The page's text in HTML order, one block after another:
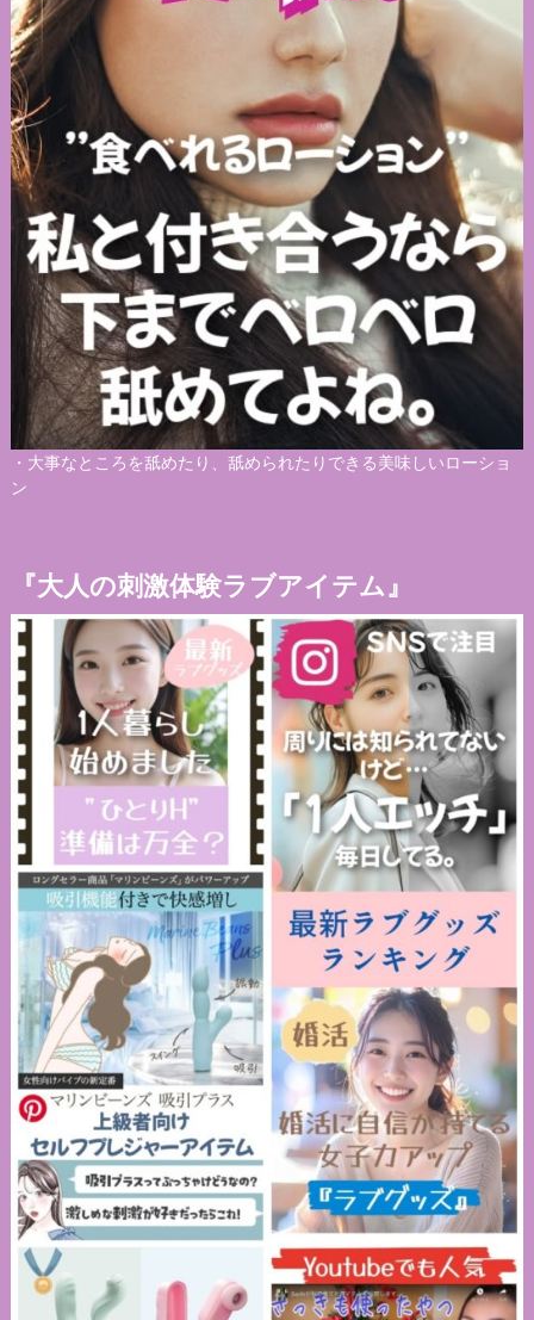
・ 大事なところを舐めたり、舐められたりできる美味しいローショ
ン
『大人の刺激体験ラブアイテム』